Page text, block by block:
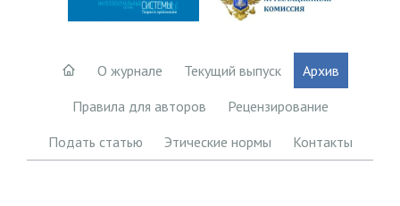
О журнале Текущий выпуск
Архив
Правила для авторов
Рецензирование
Подать статью
Этические нормы Контакты